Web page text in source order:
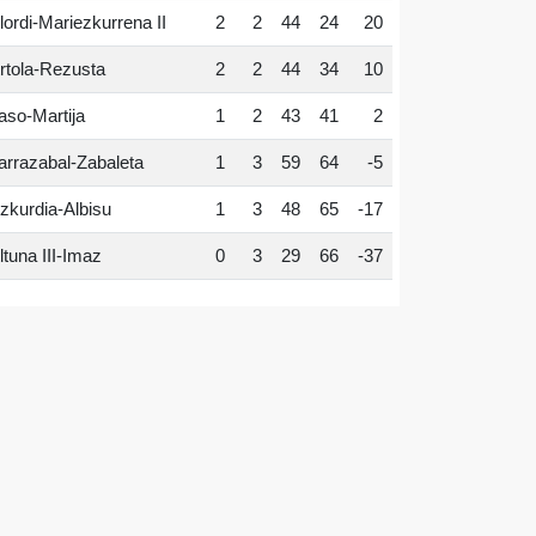
Mariezkurrena II 2 2 44 24 20
Rezusta 2 2 44 34 10
Martija 1 2 43 41 2
Zabaleta 1 3 59 64 -5
Albisu 1 3 48 65 -17
III-Imaz 0 3 29 66 -37